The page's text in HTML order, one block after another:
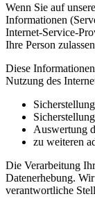
Wenn Sie auf
Informationen
Internet-Service-
Ihre Person
Diese
Nutzung des
Auswertung
zu weiteren
Die Verarbeitung
Datenerhebung.
verantwortliche